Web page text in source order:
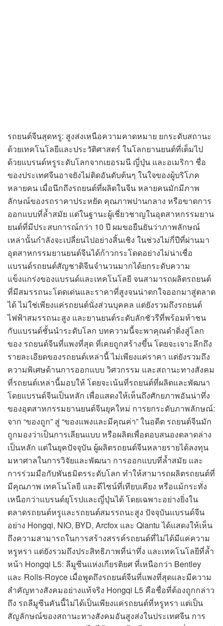
รถยนต์จีนสุดหรู: สูงส่งเหนือความคาดหมาย ยกระดับสถานะ
ด้วยเทคโนโลยีและประวัติศาสตร์ ในโลกยานยนต์ที่เต็มไป
ด้วยแบรนด์หรูระดับโลกจากเยอรมนี ญี่ปุ่น และอเมริกา ชื่อ
ของประเทศจีนอาจยังไม่ติดอันดับต้นๆ ในใจของผู้บริโภค
หลายคน เมื่อนึกถึงรถยนต์ที่ผลิตในจีน หลายคนมักมีภาพ
ลักษณ์ของรถราคาประหยัด คุณภาพปานกลาง หรือขาดการ
ออกแบบที่ล้ำสมัย แต่ในฐานะผู้เชี่ยวชาญในอุตสาหกรรมยาน
ยนต์ที่มีประสบการณ์กว่า 10 ปี ผมขอยืนยันว่าภาพลักษณ์
เหล่านั้นกำลังจะเปลี่ยนไปอย่างสิ้นเชิง ในช่วงไม่กี่ปีที่ผ่านมา
อุตสาหกรรมยานยนต์จีนได้ก้าวกระโดดอย่างไม่น่าเชื่อ
แบรนด์รถยนต์สัญชาติจีนจำนวนมากได้ยกระดับความ
แข็งแกร่งของแบรนด์และเทคโนโลยี จนสามารถผลิตรถยนต์
ที่มีสมรรถนะโดดเด่นและราคาที่สูงจนน่าตกใจออกมาสู่ตลาด
ได้ ไม่ใช่เพียงแค่รถยนต์นั่งส่วนบุคคล แต่ยังรวมถึงรถยนต์
ไฟฟ้าสมรรถนะสูง และยานยนต์ระดับลักชัวรีที่พร้อมท้าชน
กับแบรนด์ชั้นนำระดับโลก บทความนี้จะพาคุณดำดิ่งสู่โลก
ของ รถยนต์จีนที่แพงที่สุด ที่เคยถูกสร้างขึ้น โดยจะเจาะลึกถึง
รายละเอียดของรถยนต์เหล่านี้ ไม่เพียงแค่ราคา แต่ยังรวมถึง
ความพิเศษด้านการออกแบบ วิศวกรรม และสถานะทางสังคม
ที่รถยนต์เหล่านี้มอบให้ โดยจะเน้นที่รถยนต์ที่ผลิตและพัฒนา
โดยแบรนด์จีนเป็นหลัก เพื่อแสดงให้เห็นถึงศักยภาพอันน่าทึ่ง
ของอุตสาหกรรมยานยนต์จีนยุคใหม่ การยกระดับภาพลักษณ์:
จาก “ของถูก” สู่ “ของแพงและมีคุณค่า” ในอดีต รถยนต์จีนมัก
ถูกมองว่าเป็นการเลียนแบบ หรือผลิตเพื่อตอบสนองตลาดล่าง
เป็นหลัก แต่ในยุคปัจจุบัน ผู้ผลิตรถยนต์จีนหลายรายได้ลงทุน
มหาศาลในการวิจัยและพัฒนา การออกแบบที่ล้ำสมัย และ
การร่วมมือกับพันธมิตรระดับโลก ทำให้สามารถผลิตรถยนต์ที่
มีคุณภาพ เทคโนโลยี และดีไซน์ที่เทียบเคียง หรือแม้กระทั่ง
เหนือกว่าแบรนด์ยุโรปและญี่ปุ่นได้ โดยเฉพาะอย่างยิ่งใน
ตลาดรถยนต์หรูและรถยนต์สมรรถนะสูง ปัจจุบันแบรนด์จีน
อย่าง Hongqi, NIO, BYD, Arcfox และ Qiantu ได้แสดงให้เห็น
ถึงความสามารถในการสร้างสรรค์รถยนต์ที่ไม่ได้มีแค่ความ
หรูหรา แต่ยังรวมถึงประสิทธิภาพที่น่าทึ่ง และเทคโนโลยีที่ล้ำ
หน้า Hongqi L5: ลีมูซีนแห่งเกียรติยศ ที่เหนือกว่า Bentley
และ Rolls-Royce เมื่อพูดถึงรถยนต์จีนที่แพงที่สุดและมีความ
สำคัญทางสังคมอย่างแท้จริง Hongqi L5 คือชื่อที่ต้องถูกกล่าว
ถึง รถลีมูซีนคันนี้ไม่ได้เป็นเพียงแค่รถยนต์ที่หรูหรา แต่เป็น
สัญลักษณ์ของสถานะทางสังคมอันสูงส่งในประเทศจีน การ